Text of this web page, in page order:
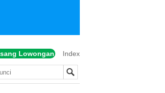
Lowongan Index